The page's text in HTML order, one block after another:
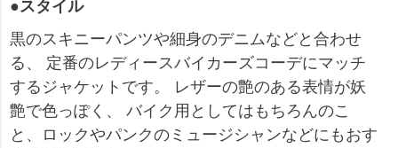
●スタイル
黒のスキニーパンツや細身のデニムなどと合わせ
る、 定番のレディースバイカーズコーデにマッチ
するジャケットです。 レザーの艶のある表情が妖
艶で色っぽく、 バイク用としてはもちろんのこ
と、ロックやパンクのミュージシャンなどにもおす